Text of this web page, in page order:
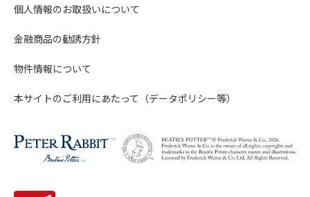
個人情報のお取扱いについて
金融商品の勧誘方針
物件情報について
本サイトのご利用にあたって（データポリシー等）